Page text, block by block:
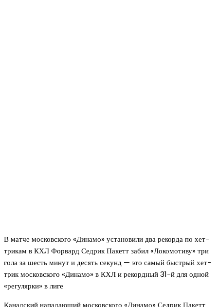
В матче московского «Динамо» установили два рекорда по хет-
трикам в КХЛ Форвард Седрик Пакетт забил «Локомотиву» три
гола за шесть минут и десять секунд — это самый быстрый хет-
трик московского «Динамо» в КХЛ и рекордный 31-й для одной
«регулярки» в лиге
Канадский нападающий московского «Динамо» Седрик Пакетт